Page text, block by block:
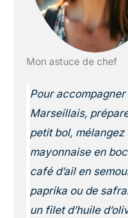
Mon astuce de chef
Pour
Marseillais,
petit bol,
mayonnaise en
café d’ail en
paprika ou de
un filet d’huile